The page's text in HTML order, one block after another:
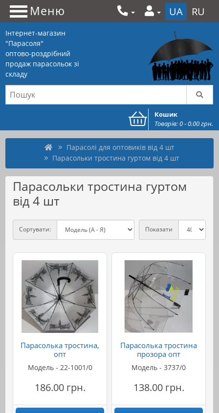
Меню UA RU
Інтернет-магазин
"Парасоля"
оптово-роздрібний
продаж парасольок зі
складу
Кошик
Товарів: 0 - 0.00 грн.
Парасолі для оптовиків від 4 шт
Парасольки тростина гуртом від 4 шт
Парасольки тростина гуртом
від 4 шт
Сортувати: Показати
Парасолька тростина,
опт
Модель - 22-1001/0
186.00 грн.
Парасолька тростина
прозора опт
Модель - 3737/0
138.00 грн.